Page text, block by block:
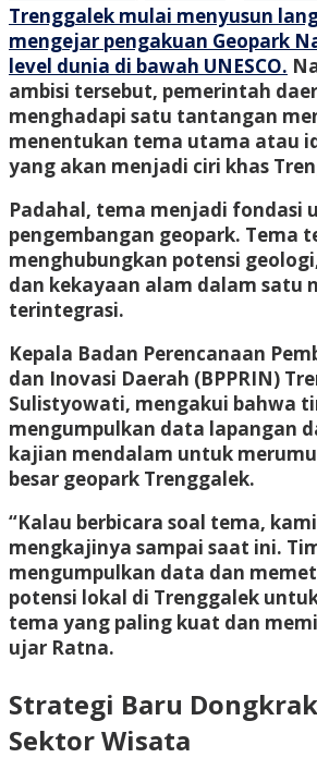
Trenggalek mulai menyusun
mengejar pengakuan Geopark
level dunia di bawah UNESCO.
ambisi tersebut, pemerintah
menghadapi satu tantangan
menentukan tema utama atau
yang akan menjadi ciri khas
Padahal, tema menjadi fondasi
pengembangan geopark. Tema
menghubungkan potensi
dan kekayaan alam dalam satu
terintegrasi.
Kepala Badan Perencanaan
dan Inovasi Daerah (BPPRIN)
Sulistyowati, mengakui bahwa
mengumpulkan data lapangan
kajian mendalam untuk
besar geopark Trenggalek.
“Kalau berbicara soal tema,
mengkajinya sampai saat ini.
mengumpulkan data dan
potensi lokal di Trenggalek
tema yang paling kuat dan
ujar Ratna.
Strategi Baru
Sektor Wisata